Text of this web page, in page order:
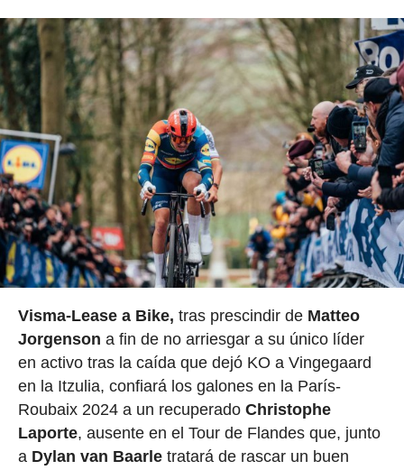
Visma-Lease a Bike, tras prescindir de Matteo
Jorgenson a fin de no arriesgar a su único líder
en activo tras la caída que dejó KO a Vingegaard
en la Itzulia, confiará los galones en la París-
Roubaix 2024 a un recuperado Christophe
Laporte, ausente en el Tour de Flandes que, junto
a Dylan van Baarletratará de rascar un buen